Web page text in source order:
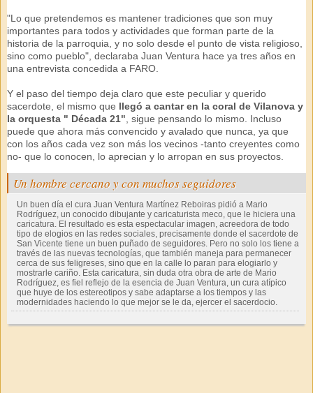
"Lo que pretendemos es mantener tradiciones que son muy
importantes para todos y actividades que forman parte de la
historia de la parroquia, y no solo desde el punto de vista religioso,
sino como pueblo", declaraba Juan Ventura hace ya tres años en
una entrevista concedida a FARO.
Y el paso del tiempo deja claro que este peculiar y querido
sacerdote, el mismo que llegó a cantar en la coral de Vilanova y
la orquesta " Década 21" , sigue pensando lo mismo. Incluso
puede que ahora más convencido y avalado que nunca, ya que
con los años cada vez son más los vecinos -tanto creyentes como
no- que lo conocen, lo aprecian y lo arropan en sus proyectos.
Un hombre cercano y con muchos seguidores
Un buen día el cura Juan Ventura Martínez Reboiras pidió a Mario
Rodríguez, un conocido dibujante y caricaturista meco, que le hiciera una
caricatura. El resultado es esta espectacular imagen, acreedora de todo
tipo de elogios en las redes sociales, precisamente donde el sacerdote de
San Vicente tiene un buen puñado de seguidores. Pero no solo los tiene a
través de las nuevas tecnologías, que también maneja para permanecer
cerca de sus feligreses, sino que en la calle lo paran para elogiarlo y
mostrarle cariño. Esta caricatura, sin duda otra obra de arte de Mario
Rodríguez, es fiel reflejo de la esencia de Juan Ventura, un cura atípico
que huye de los estereotipos y sabe adaptarse a los tiempos y las
modernidades haciendo lo que mejor se le da, ejercer el sacerdocio.